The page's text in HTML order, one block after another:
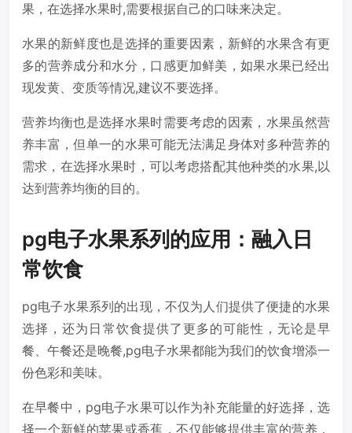
果，在选择水果时,需要根据自己的口味来决定。
水果的新鲜度也是选择的重要因素，新鲜的水果含有更
多的营养成分和水分，口感更加鲜美，如果水果已经出
现发黄、变质等情况,建议不要选择。
营养均衡也是选择水果时需要考虑的因素，水果虽然营
养丰富，但单一的水果可能无法满足身体对多种营养的
需求，在选择水果时，可以考虑搭配其他种类的水果,以
达到营养均衡的目的。
pg电子水果系列的应用：融入日
常饮食
pg电子水果系列的出现，不仅为人们提供了便捷的水果
选择，还为日常饮食提供了更多的可能性，无论是早
餐、午餐还是晚餐,pg电子水果都能为我们的饮食增添一
份色彩和美味。
在早餐中，pg电子水果可以作为补充能量的好选择，选
择一个新鲜的苹果或香蕉，不仅能够提供丰富的营养，